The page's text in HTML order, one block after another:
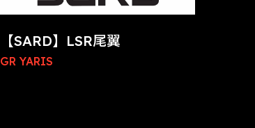
【SARD】LSR尾翼
GR YARIS